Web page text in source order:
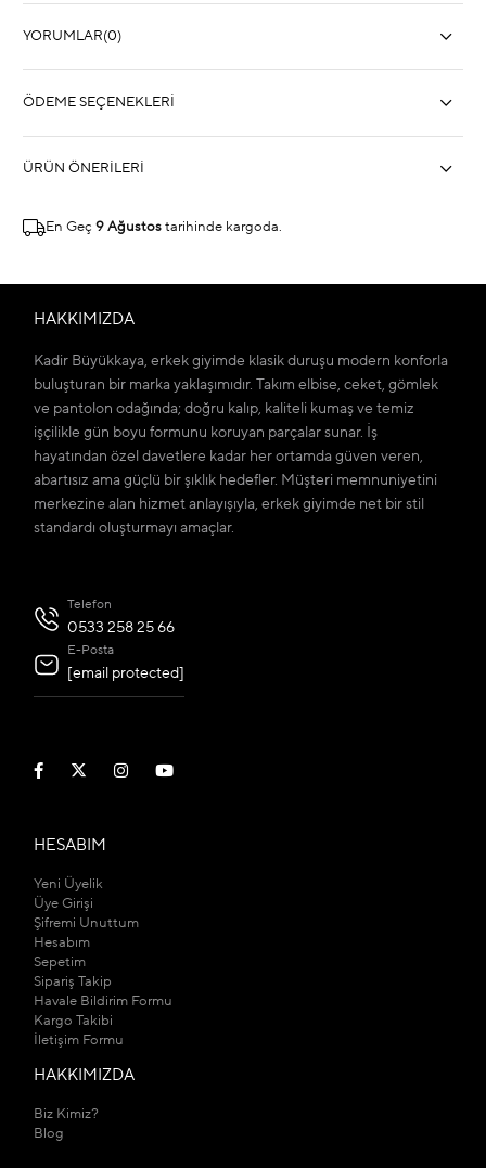
YORUMLAR(0)
ÖDEME SEÇENEKLERI
ÜRÜN ÖNERILERI
En Geç 9 Ağustos tarihinde kargoda.
HAKKIMIZDA
Kadir Büyükkaya, erkek giyimde klasik duruşu modern konforla
buluşturan bir marka yaklaşımıdır. Takım elbise, ceket, gömlek
ve pantolon odağında; doğru kalıp, kaliteli kumaş ve temiz
işçilikle gün boyu formunu koruyan parçalar sunar. İş
hayatından özel davetlere kadar her ortamda güven veren,
abartısız ama güçlü bir şıklık hedefler. Müşteri memnuniyetini
merkezine alan hizmet anlayışıyla, erkek giyimde net bir stil
standardı oluşturmayı amaçlar.
Telefon
0533 258 25 66
E-Posta
[email protected]
HESABIM
Yeni Üyelik
Üye Girişi
Şifremi Unuttum
Hesabım
Sepetim
Sipariş Takip
Havale Bildirim Formu
Kargo Takibi
İletişim Formu
HAKKIMIZDA
Biz Kimiz?
Blog